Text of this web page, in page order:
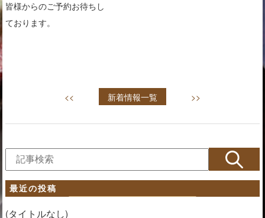
皆様からのご予約お待ちし
ております。
<< 新着情報一覧 >>
最近の投稿
(タイトルなし)